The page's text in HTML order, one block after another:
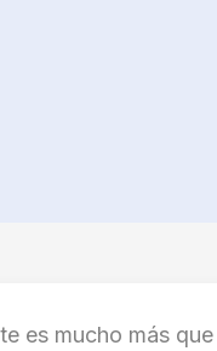
es mucho más